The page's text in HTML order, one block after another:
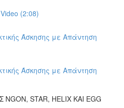
(2:08)
Άσκησης με Απάντηση
Άσκησης με Απάντηση
STAR, HELIX ΚΑΙ EGG